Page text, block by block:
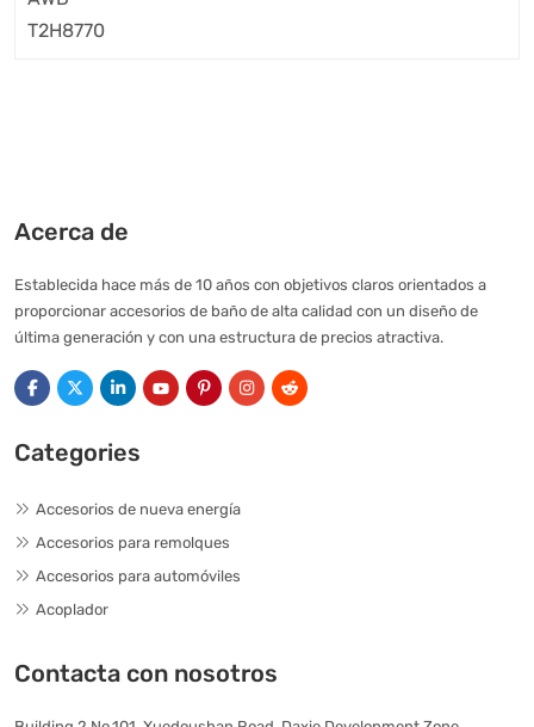
Acerca de
Establecida hace más de 10 años con objetivos claros orientados a
proporcionar accesorios de baño de alta calidad con un diseño de
última generación y con una estructura de precios atractiva.
Categories
Accesorios de nueva energía
Accesorios para remolques
Accesorios para automóviles
Acoplador
Contacta con nosotros